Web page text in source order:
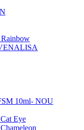
Rainbow
10ml- NOU
Eye